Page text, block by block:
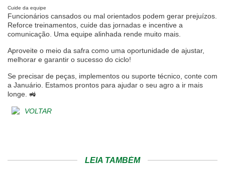
Cuide da equipe
Funcionários cansados ou mal orientados podem gerar prejuízos.
Reforce treinamentos, cuide das jornadas e incentive a
comunicação. Uma equipe alinhada rende muito mais.
Aproveite o meio da safra como uma oportunidade de ajustar,
melhorar e garantir o sucesso do ciclo!
Se precisar de peças, implementos ou suporte técnico, conte com
a Januário. Estamos prontos para ajudar o seu agro a ir mais
longe. 🚜
VOLTAR
LEIA TAMBÉM